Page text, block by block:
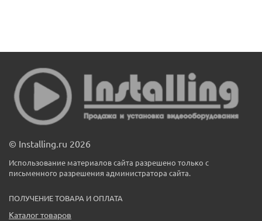
© Installing.ru 2026
Использование материалов сайта разрешено только с
письменного разрешения администратора сайта.
ПОЛУЧЕНИЕ ТОВАРА И ОПЛАТА
Каталог товаров